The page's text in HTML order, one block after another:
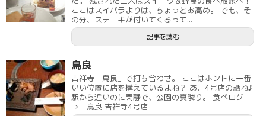
ここはスイパラよりは、ちょっとお高め。 でも、そ
の分、ステーキが付いてくるって...
記事を読む
鳥良
吉祥寺「鳥良」で打ち合わせ。 ここはホントに一番
いい位置に店を構えているよね？ あ、4号店の話ね♪
駅から近いのに閑静で、公園の真隣り。 食べログ
→ 鳥良 吉祥寺4号店